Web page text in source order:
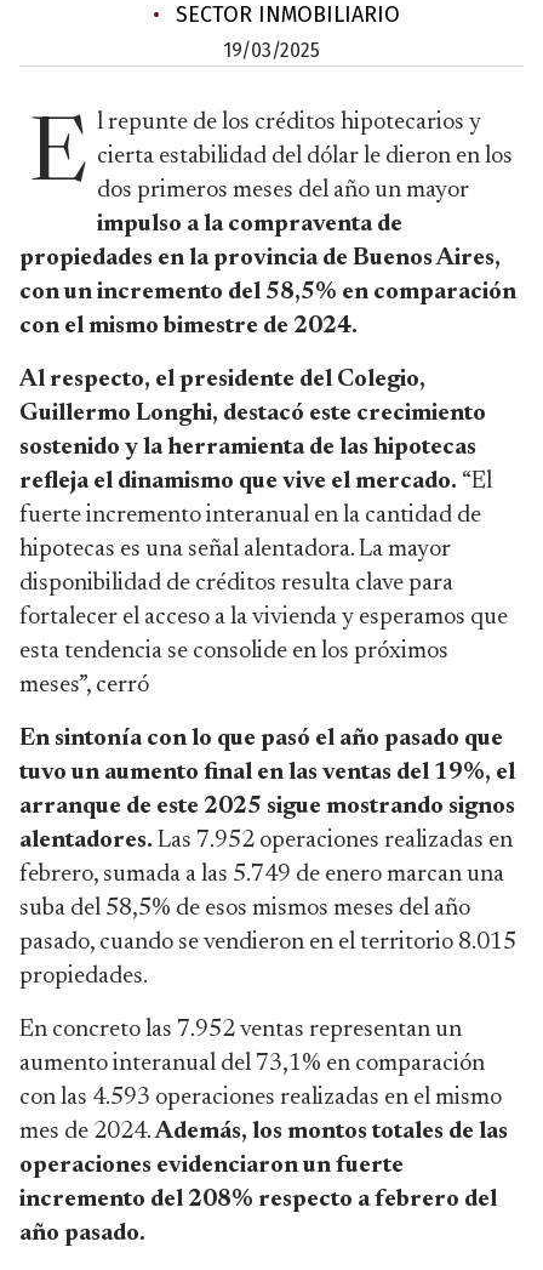
• SECTOR INMOBILIARIO
19/03/2025
E l repunte de los créditos hipotecarios y
cierta estabilidad del dólar le dieron en los
dos primeros meses del año un mayor
impulso a la compraventa de
propiedades en la provincia de Buenos Aires,
con un incremento del 58,5% en comparación
con el mismo bimestre de 2024.
Al respecto, el presidente del Colegio,
Guillermo Longhi, destacó este crecimiento
sostenido y la herramienta de las hipotecas
refleja el dinamismo que vive el mercado. “El
fuerte incremento interanual en la cantidad de
hipotecas es una señal alentadora. La mayor
disponibilidad de créditos resulta clave para
fortalecer el acceso a la vivienda y esperamos que
esta tendencia se consolide en los próximos
meses”, cerró
En sintonía con lo que pasó el año pasado que
tuvo un aumento final en las ventas del 19%, el
arranque de este 2025 sigue mostrando signos
alentadores. Las 7.952 operaciones realizadas en
febrero, sumada a las 5.749 de enero marcan una
suba del 58,5% de esos mismos meses del año
pasado, cuando se vendieron en el territorio 8.015
propiedades.
En concreto las 7.952 ventas representan un
aumento interanual del 73,1% en comparación
con las 4.593 operaciones realizadas en el mismo
mes de 2024.Además, los montos totales de las
operaciones evidenciaron un fuerte
incremento del 208% respecto a febrero del
año pasado.